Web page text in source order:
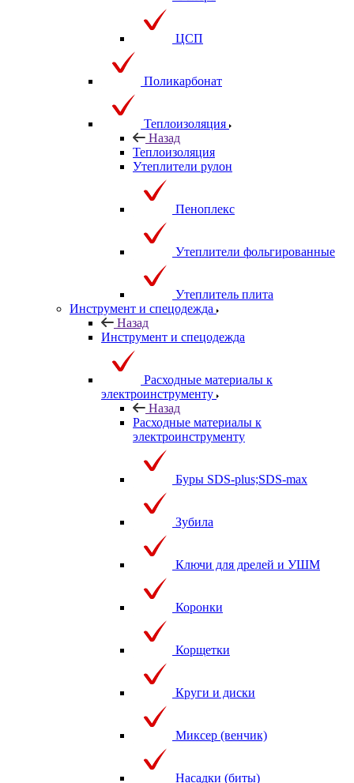
ЦСП
Поликарбонат
Теплоизоляция
Назад
Теплоизоляция
Утеплители рулон
Пеноплекс
Утеплители фольгированные
Утеплитель плита
Инструмент и спецодежда
Назад
Инструмент и спецодежда
Расходные материалы к
электроинструменту
Назад
Расходные материалы к
электроинструменту
Буры SDS-plus;SDS-max
Зубила
Ключи для дрелей и УШМ
Коронки
Корщетки
Круги и диски
Миксер (венчик)
Насадки (биты)